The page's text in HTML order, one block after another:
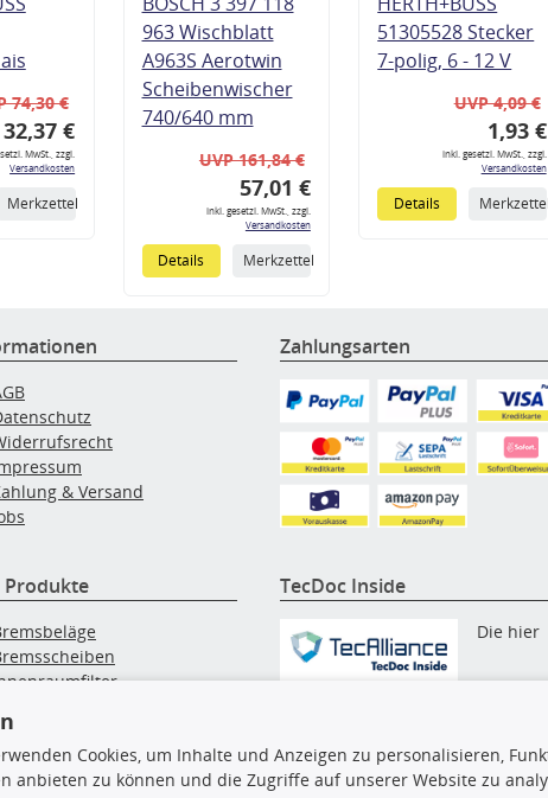
74,30 €
32,37 €
MwSt., zzgl.
Versandkosten
Merkzettel
963 Wischblatt
A963S Aerotwin
Scheibenwischer
740/640 mm
UVP 161,84 €
57,01 €
inkl. gesetzl. MwSt., zzgl.
Versandkosten
Details Merkzettel
51305528 Stecker
7-polig, 6 - 12 V
UVP 4,09 €
1,93 €
inkl. gesetzl. MwSt., zzgl.
Versandkosten
Details Merkzettel
& Versand
Zahlungsarten
Produkte TecDoc Inside
Die hier
nicht kopiert werden. Es ist zu
unterlassen, die Daten oder die
Cookies, um Inhalte und Anzeigen zu personalisieren,
anbieten zu können und die Zugriffe auf unserer Website zu